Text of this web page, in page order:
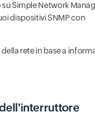
Simple Network
dispositivi SNMP con
rete in base a